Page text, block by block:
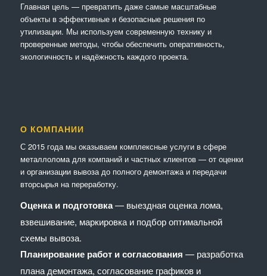
Главная цель — превратить даже самые масштабные
объекты в эффективные и безопасные решения по
утилизации. Мы используем современную технику и
проверенные методы, чтобы обеспечить оперативность,
экологичность и надёжность каждого проекта.
О КОМПАНИИ
С 2015 года мы оказываем комплексные услуги в сфере
металлолома для компаний и частных клиентов — от оценки
и организации вывоза до полного демонтажа и передачи
вторсырья на переработку.
Оценка и подготовка— выездная оценка лома,
взвешивание, маркировка и подбор оптимальной
схемы вывоза.
Планирование работ и согласования — разработка
плана демонтажа, согласование графиков и